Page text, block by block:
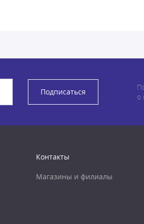
Подписаться
о
Контакты
Магазины и филиалы